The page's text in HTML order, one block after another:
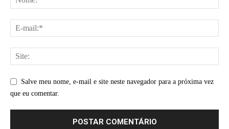
Salve meu nome, e-mail e site neste navegador para a próxima vez
que eu comentar.